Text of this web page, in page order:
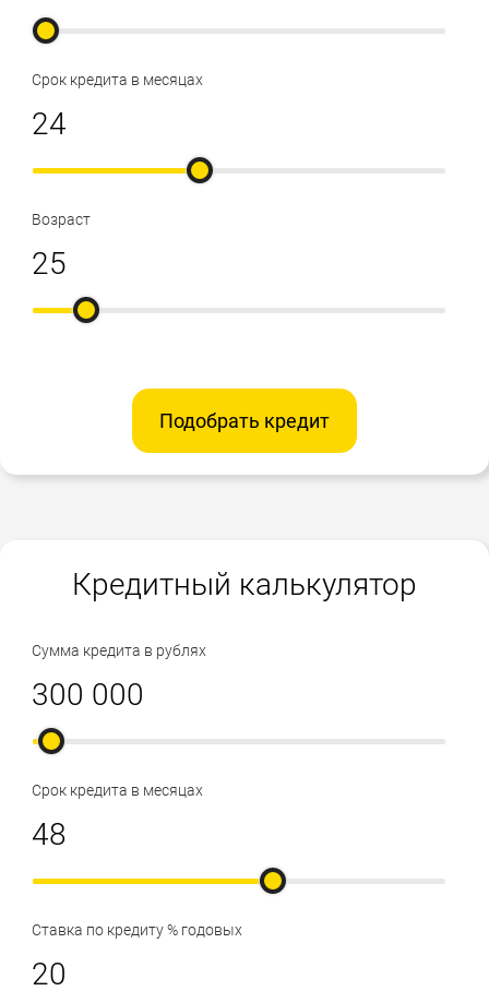
Срок кредита в месяцах
Возраст
Подобрать кредит
Кредитный калькулятор
Сумма кредита в рублях
Срок кредита в месяцах
Ставка по кредиту % годовых